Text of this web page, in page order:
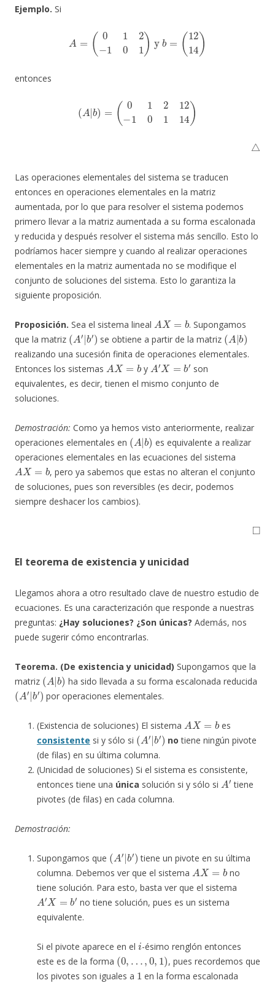
Ejemplo. Si
(0 1 1 )y 14)
entonces
(0 12 12− 0 14)
△
Las operaciones elementales del sistema se traducen
entonces en operaciones elementales en la matriz
aumentada, por lo que para resolver el sistema podemos
primero llevar a la matriz aumentada a su forma escalonada
y reducida y después resolver el sistema más sencillo. Esto lo
podríamos hacer siempre y cuando al realizar operaciones
elementales en la matriz aumentada no se modifique el
conjunto de soluciones del sistema. Esto lo garantiza la
siguiente proposición.
Proposición. Sea el sistema lineal
A X=
. Supongamos
que la matriz
(A′|b′)
se obtiene a partir de la matriz
(A|b
realizando una sucesión finita de operaciones elementales.
Entonces los sistemas
AX=b
y
A′X=b′
son
equivalentes, es decir, tienen el mismo conjunto de
soluciones.
Demostración: Como ya hemos visto anteriormente, realizar
operaciones elementales en
(A|b)
es equivalente a realizar
operaciones elementales en las ecuaciones del sistema
AX=b
, pero ya sabemos que estas no alteran el conjunto
de soluciones, pues son reversibles (es decir, podemos
siempre deshacer los cambios).
◻
El teorema de existencia y unicidad
Llegamos ahora a otro resultado clave de nuestro estudio de
ecuaciones. Es una caracterización que responde a nuestras
preguntas: ¿Hay soluciones? ¿Son únicas? Además, nos
puede sugerir cómo encontrarlas.
Teorema. (De existencia y unicidad) Supongamos que la
matriz
(A|b)
ha sido llevada a su forma escalonada reducida
(A′|b′)
por operaciones elementales.
(Existencia de soluciones) El sistema
A X=
es
consistente si y sólo si
(A′|b′)
no tiene ningún pivote
(de filas) en su última columna.
(Unicidad de soluciones) Si el sistema es consistente,
entonces tiene una única solución si y sólo si
A′
tiene
pivotes (de filas) en cada columna.
Demostración:
Supongamos que
(A′|b′
tiene un pivote en su última
columna. Debemos ver que el sistema
A X= b
no
tiene solución. Para esto, basta ver que el sistema
A′X= b′
no tiene solución, pues es un sistema
equivalente.
Si el pivote aparece en el
i
-ésimo renglón entonces
este es de la forma
(0 … ,0 ,1)
, pues recordemos que
los pivotes son iguales a
1
en la forma escalonada